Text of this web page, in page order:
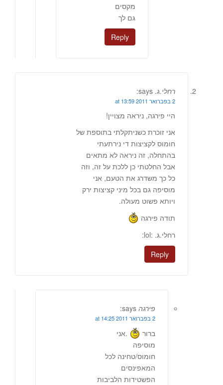
מקסים
גם לך
Reply
רחלי.ג. says:
2 בפברואר 2011 at 13:59
היי פירגה, ניראה מצויין!
אני זוכרת כשניתקלתי בתוספת של
חומוס לקציצות די נירתעתי
בהתחלה, זה ניראה לא מתאים
אבל החלטתי כן ללכת על זה, וזה
כל כך משדרג את הטעם, אני
מוסיפה גם בכל מיני קציצות ירק
ויותא פשוט מעולה.
תודה פירגה
רחלי.ג. :lol:
Reply
פירגה says:
2 בפברואר 2011 at 14:25
ברור
.אני
מוסיפה
חומוס/טחינה לכל
המאפינסים
הפשטידות הלביבות